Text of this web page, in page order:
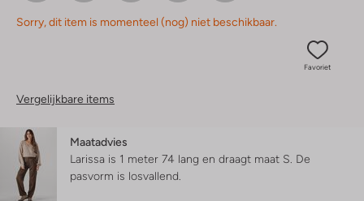
Sorry, dit item is momenteel (nog) niet beschikbaar.
Favoriet
Vergelijkbare items
Maatadvies
Larissa is 1 meter 74 lang en draagt maat S. De
pasvorm is losvallend